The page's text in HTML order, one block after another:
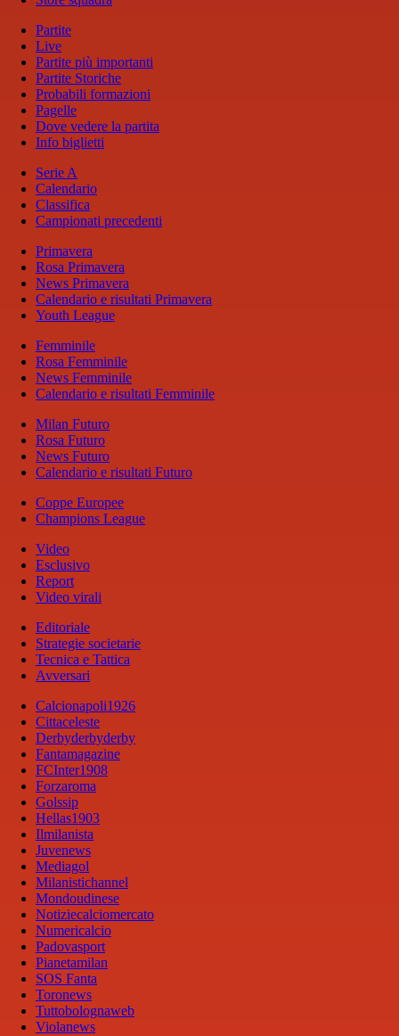
Partite
Live
Partite più importanti
Partite Storiche
Probabili formazioni
Pagelle
Dove vedere la partita
Info biglietti
Serie A
Calendario
Classifica
Campionati precedenti
Primavera
Rosa Primavera
News Primavera
Calendario e risultati Primavera
Youth League
Femminile
Rosa Femminile
News Femminile
Calendario e risultati Femminile
Milan Futuro
Rosa Futuro
News Futuro
Calendario e risultati Futuro
Coppe Europee
Champions League
Video
Esclusivo
Report
Video virali
Editoriale
Strategie societarie
Tecnica e Tattica
Avversari
Calcionapoli1926
Cittaceleste
Derbyderbyderby
Fantamagazine
FCInter1908
Forzaroma
Golssip
Hellas1903
Ilmilanista
Juvenews
Mediagol
Milanistichannel
Mondoudinese
Notiziecalciomercato
Numericalcio
Padovasport
Pianetamilan
SOS Fanta
Toronews
Tuttobolognaweb
Violanews